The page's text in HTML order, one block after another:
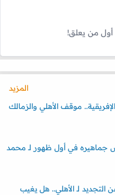
أول من يعلق!
المزيد
موقف الأهلي والزمالك
جماهيره في أول ظهور لـ محمد
لـ الأهلي.. هل يغيب